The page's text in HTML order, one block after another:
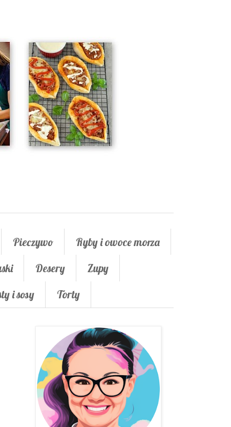
Pieczywo
Ryby i owoce morza
Desery
Zupy
i sosy Torty